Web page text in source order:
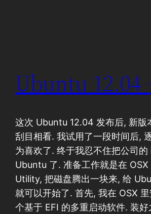
Ubuntu 12.04
这次 Ubuntu 12.04 发布后, 新版
刮目相看. 我试用了一段时间后,
为喜欢了. 终于我忍不住把公司
Ubuntu 了. 准备工作就是在
Utility, 把磁盘腾出一块来, 给
就可以开始了. 首先, 我在 OSX
个基于 EFI 的多重启动软件. 装